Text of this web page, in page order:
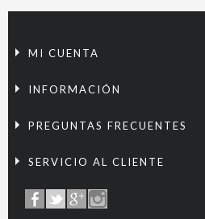
MI CUENTA
INFORMACIÓN
PREGUNTAS FRECUENTES
SERVICIO AL CLIENTE